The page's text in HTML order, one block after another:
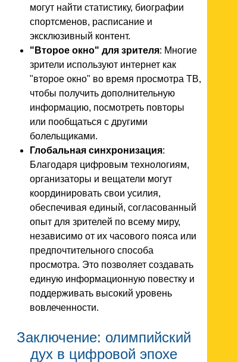
могут найти статистику, биографии
спортсменов, расписание и
эксклюзивный контент.
"Второе окно" для зрителя: Многие
зрители используют интернет как
"второе окно" во время просмотра ТВ,
чтобы получить дополнительную
информацию, посмотреть повторы
или пообщаться с другими
болельщиками.
Глобальная синхронизация:
Благодаря цифровым технологиям,
организаторы и вещатели могут
координировать свои усилия,
обеспечивая единый, согласованный
опыт для зрителей по всему миру,
независимо от их часового пояса или
предпочтительного способа
просмотра. Это позволяет создавать
единую информационную повестку и
поддерживать высокий уровень
вовлеченности.
Заключение: олимпийский
дух в цифровой эпохе